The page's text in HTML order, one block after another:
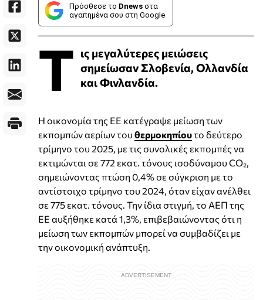
Πρόσθεσε το Dnews στα
αγαπημένα σου στη Google
Τ ις μεγαλύτερες μειώσεις
σημείωσαν Σλοβενία, Ολλανδία
και Φινλανδία.
Η οικονομία της ΕΕ κατέγραψε μείωση των
εκπομπών αερίων τουθερμοκηπίουτο δεύτερο
τρίμηνο του 2025, με τις συνολικές εκπομπές να
εκτιμώνται σε 772 εκατ. τόνους ισοδύναμου CO₂,
σημειώνοντας πτώση 0,4% σε σύγκριση με το
αντίστοιχο τρίμηνο του 2024, όταν είχαν ανέλθει
σε 775 εκατ. τόνους. Την ίδια στιγμή, το ΑΕΠ της
ΕΕ αυξήθηκε κατά 1,3%, επιβεβαιώνοντας ότι η
μείωση των εκπομπών μπορεί να συμβαδίζει με
την οικονομική ανάπτυξη.